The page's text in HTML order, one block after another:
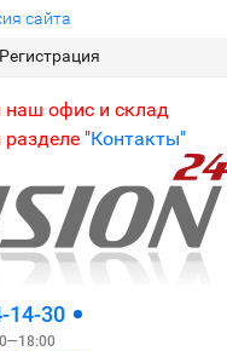
сайта
Регистрация
офис и склад
"Контакты"
14-30